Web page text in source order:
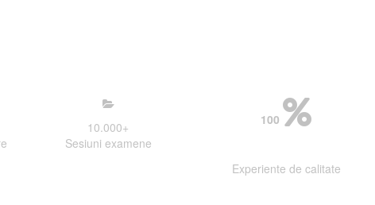
10.000+
Sesiuni examene
100
Experiente de calitate